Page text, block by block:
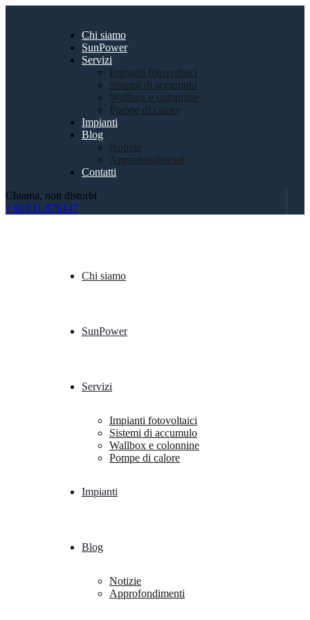
Chi siamo
SunPower
Servizi
Impianti fotovoltaici
Sistemi di accumulo
Wallbox e colonnine
Pompe di calore
Impianti
Blog
Notizie
Approfondimenti
Contatti
Chiama, non disturbi
+39 031.876147
Chi siamo
SunPower
Servizi
Impianti fotovoltaici
Sistemi di accumulo
Wallbox e colonnine
Pompe di calore
Impianti
Blog
Notizie
Approfondimenti